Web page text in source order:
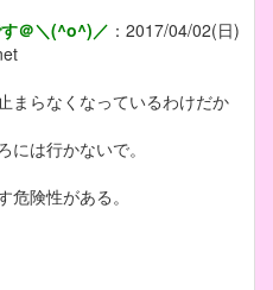
＠＼(^o^)／ ： 2017/04/02(日)
まらなくなっているわけだか
には行かないで。
危険性がある。